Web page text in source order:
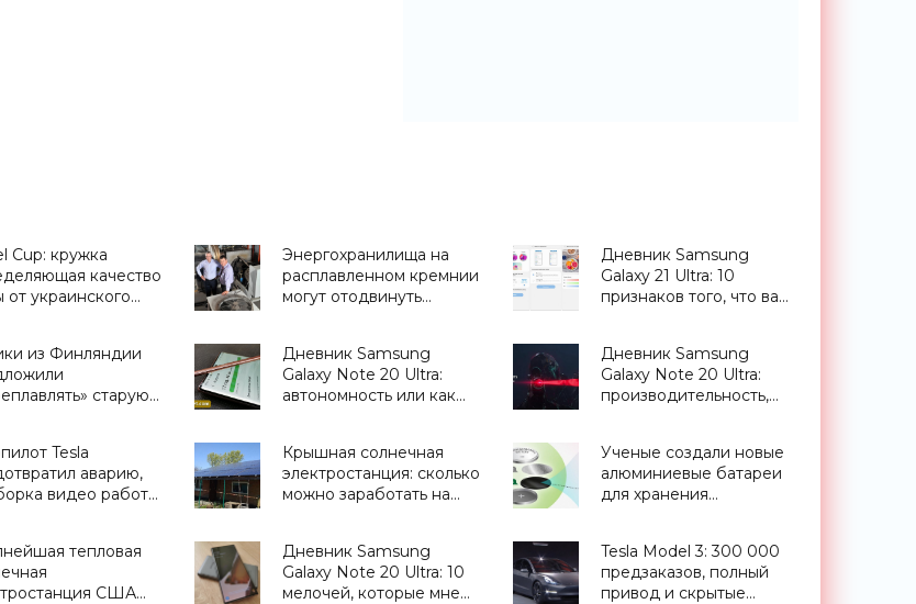
Cup: кружка
качество
от украинского
Энергохранилища на
расплавленном кремнии
могут отодвинуть
«Технологии»
Дневник Samsung
Galaxy 21 Ultra: 10
признаков того, что вам
из Финляндии
старую
Дневник Samsung
Galaxy Note 20 Ultra:
автономность или как
«Смартфоны»
Дневник Samsung
Galaxy Note 20 Ultra:
производительность,
Tesla
аварию,
видео работы
Крышная солнечная
электростанция: сколько
можно заработать на
Украине - «Новости
Электроники»
Ученые создали новые
алюминиевые батареи
для хранения
тепловая
США
Дневник Samsung
Galaxy Note 20 Ultra: 10
мелочей, которые мне
Tesla Model 3: 300 000
предзаказов, полный
привод и скрытые